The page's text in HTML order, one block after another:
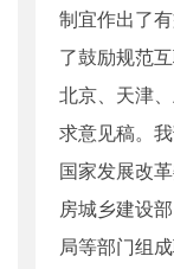
制宜作出了
了鼓励规范
北京、天津
求意见稿。
国家发展改
房城乡建设
局等部门组